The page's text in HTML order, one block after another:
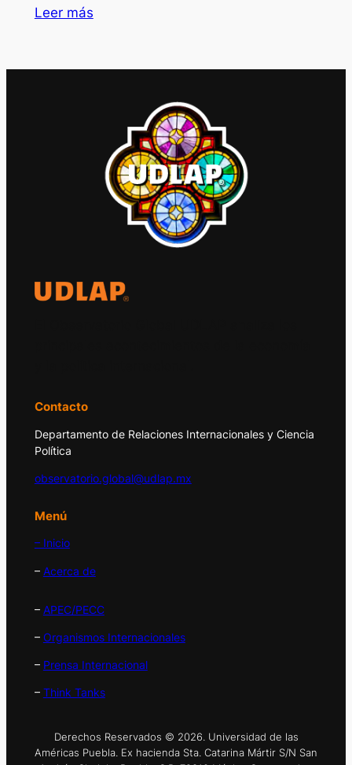
Leer más
Contacto
Departamento de Relaciones Internacionales y Ciencia
Política
observatorio.global@udlap.mx
Menú
– Inicio
– Acerca de
– APEC/PECC
– Organismos Internacionales
– Prensa Internacional
– Think Tanks
Derechos Reservados © 2026. Universidad de las
Américas Puebla. Ex hacienda Sta. Catarina Mártir S/N San